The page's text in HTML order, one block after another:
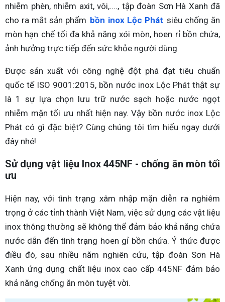
nhiễm phèn, nhiễm axit, vôi,...., tập đoàn Sơn Hà Xanh đã
cho ra mắt sản phẩm bồn inox Lộc Phát siêu chống ăn
mòn hạn chế tối đa khả năng xói mòn, hoen rỉ bồn chứa,
ảnh hưởng trực tiếp đến sức khỏe người dùng
Được sản xuất với công nghệ đột phá đạt tiêu chuẩn
quốc tế ISO 9001:2015, bồn nước inox Lộc Phát thật sự
là 1 sự lựa chọn lưu trữ nước sạch hoặc nước ngọt
nhiễm mặn tối ưu nhất hiện nay. Vậy bồn nước inox Lộc
Phát có gì đặc biệt? Cùng chúng tôi tìm hiểu ngay dưới
đây nhé!
Sử dụng vật liệu Inox 445NF - chống ăn mòn tối
ưu
Hiện nay, với tình trạng xâm nhập mặn diễn ra nghiêm
trọng ở các tỉnh thành Việt Nam, việc sử dụng các vật liệu
inox thông thường sẽ không thể đảm bảo khả năng chứa
nước dẫn đến tình trạng hoen gỉ bồn chứa. Ý thức được
điều đó, sau nhiều năm nghiên cứu, tập đoàn Sơn Hà
Xanh ứng dụng chất liệu inox cao cấp 445NF đảm bảo
khả năng chống ăn mòn tuyệt vời.